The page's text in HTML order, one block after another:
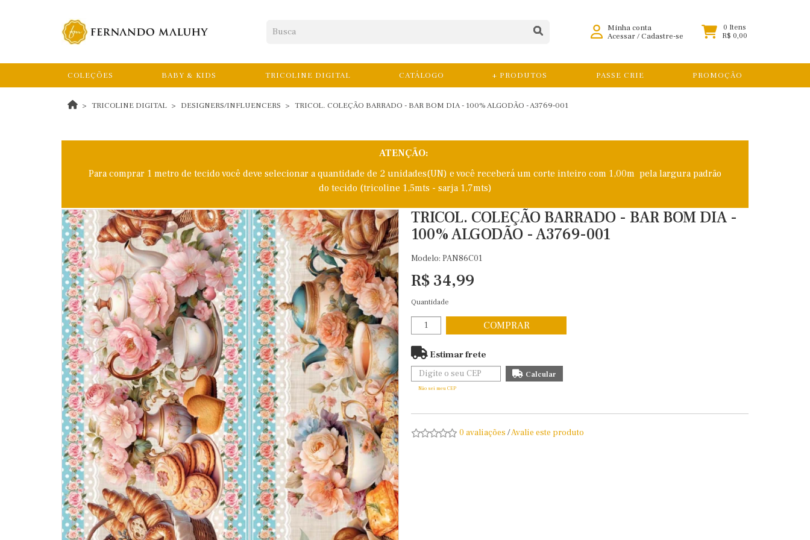
Minha conta
Acessar/Cadastre-se
0 Itens
R$ 0,00
COLEÇÕES BABY & KIDS TRICOLINE DIGITAL CATÁLOGO + PRODUTOS PASSE CRIE PROMOÇÃO
TRICOLINE DIGITAL DESIGNERS/INFLUENCERS TRICOL. COLEÇÃO BARRADO - BAR BOM DIA - 100% ALGODÃO - A3769-001
ATENÇÃO:
Para comprar 1 metro de tecido você deve selecionar a quantidade de 2 unidades(UN) e você receberá um corte inteiro com 1,00m pela largura padrão
do tecido (tricoline 1,5mts - sarja 1,7mts)
TRICOL. COLEÇÃO BARRADO - BAR BOM DIA -
100% ALGODÃO - A3769-001
Modelo: PAN86C01
R$ 34,99
Quantidade
COMPRAR
Estimar frete
Não sei meu CEP
0 avaliações /Avalie este produto